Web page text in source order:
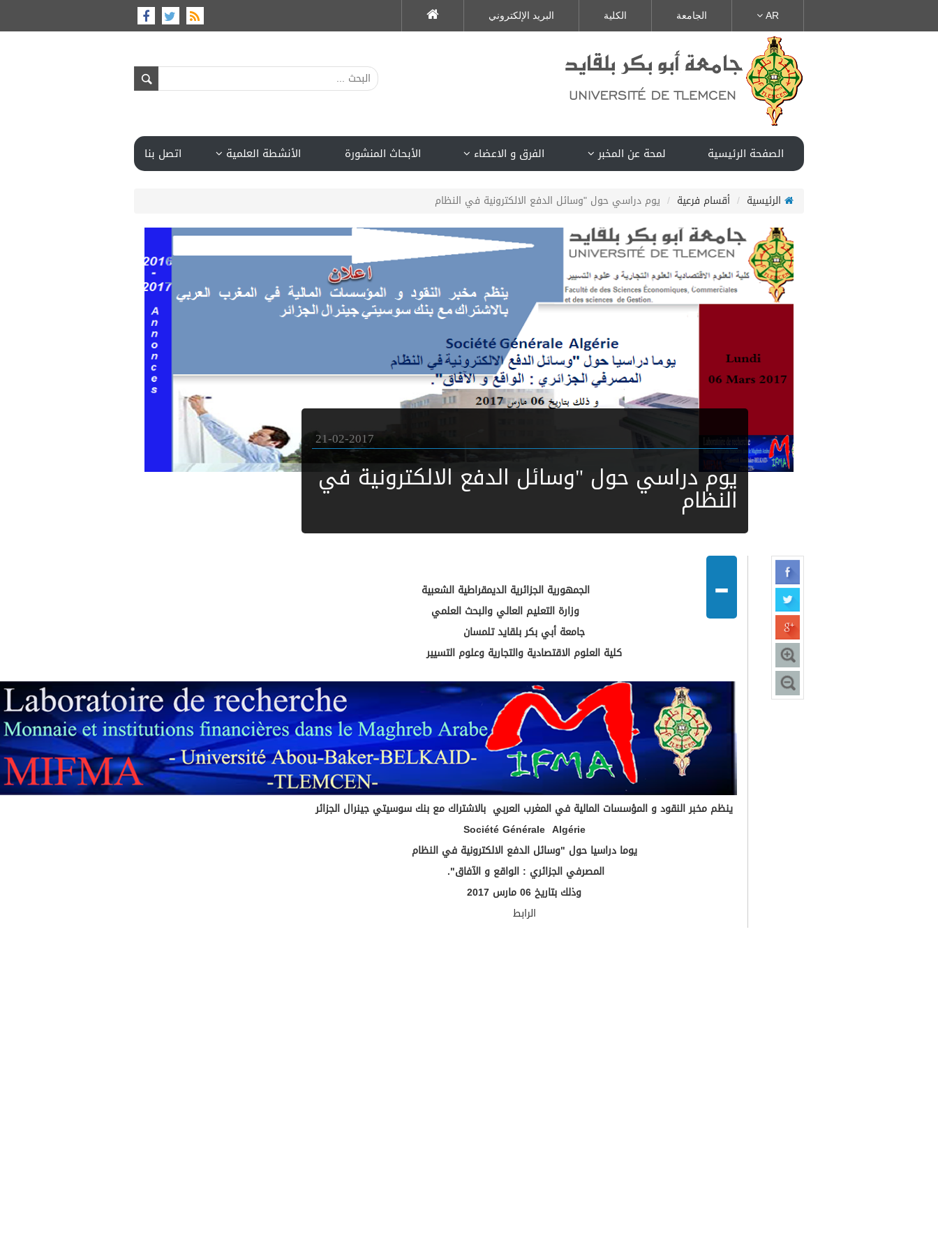
AR الجامعة الكلية البريد الإلكتروني
الصفحة الرئيسية لمحة عن المخبر الفرق و الاعضاء الأبحاث المنشورة الأنشطة العلمية اتصل بنا
الرئيسية أقسام فرعية يوم دراسي حول "وسائل الدفع الالكترونية في النظام
21-02-2017
يوم دراسي حول "وسائل الدفع الالكترونية في
النظام
-
الجمهورية الجزائرية الديمقراطية الشعبية
وزارة التعليم العالي والبحث العلمي
جامعة أبي بكر بلقايد تلمسان
كلية العلوم الاقتصادية والتجارية وعلوم التسيير
ينظم مخبر النقود و المؤسسات المالية في المغرب العربي بالاشتراك مع بنك سوسيتي جينرال الجزائر
Société Générale Algérie
يوما دراسيا حول "وسائل الدفع الالكترونية في النظام
المصرفي الجزائري : الواقع و الآفاق".
وذلك بتاريخ 06 مارس
2017
الرابط